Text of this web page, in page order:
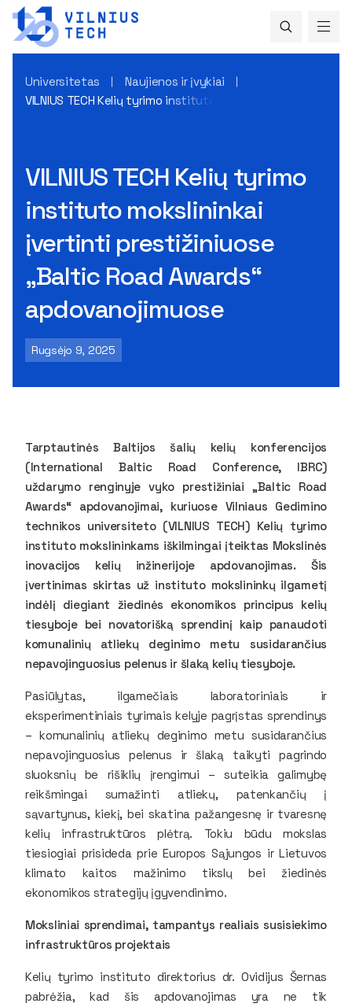
Universitetas
Naujienos ir įvykiai
VILNIUS TECH Kelių tyrimo instituto mokslininkai įvertinti
VILNIUS TECH Kelių tyrimo
instituto mokslininkai
įvertinti prestižiniuose
„Baltic Road Awards“
apdovanojimuose
Rugsėjo 9, 2025
Tarptautinės Baltijos šalių kelių konferencijos
(International Baltic Road Conference, IBRC)
uždarymo renginyje vyko prestižiniai „Baltic Road
Awards“ apdovanojimai, kuriuose Vilniaus Gedimino
technikos universiteto (VILNIUS TECH) Kelių tyrimo
instituto mokslininkams iškilmingai įteiktas Mokslinės
inovacijos kelių inžinerijoje apdovanojimas. Šis
įvertinimas skirtas už instituto mokslininkų ilgametį
indėlį diegiant žiedinės ekonomikos principus kelių
tiesyboje bei novatorišką sprendinį kaip panaudoti
komunalinių atliekų deginimo metu susidarančius
nepavojinguosius pelenus ir šlaką kelių tiesyboje.
Pasiūlytas, ilgamečiais laboratoriniais ir
eksperimentiniais tyrimais kelyje pagrįstas sprendinys
– komunalinių atliekų deginimo metu susidarančius
nepavojinguosius pelenus ir šlaką taikyti pagrindo
sluoksnių be rišiklių įrengimui – suteikia galimybę
reikšmingai sumažinti atliekų, patenkančių į
sąvartynus, kiekį, bei skatina pažangesnę ir tvaresnę
kelių infrastruktūros plėtrą. Tokiu būdu mokslas
tiesiogiai prisideda prie Europos Sąjungos ir Lietuvos
klimato kaitos mažinimo tikslų bei žiedinės
ekonomikos strategijų įgyvendinimo.
Moksliniai sprendimai, tampantys realiais susisiekimo
infrastruktūros projektais
Kelių tyrimo instituto direktorius dr. Ovidijus Šernas
pabrėžia, kad šis apdovanojimas yra ne tik